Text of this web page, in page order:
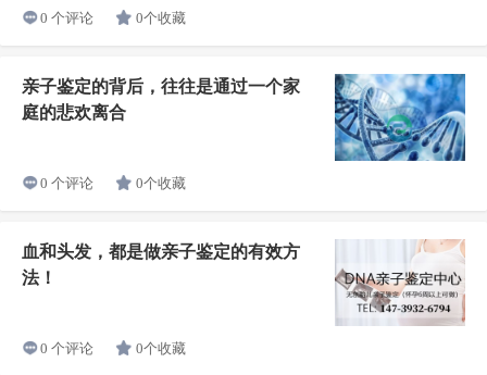
0 个评论 0个收藏
亲子鉴定的背后，往往是通过一个家
庭的悲欢离合
0 个评论 0个收藏
血和头发，都是做亲子鉴定的有效方
法！
0 个评论 0个收藏